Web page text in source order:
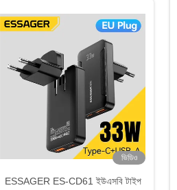
ভিডিও
ESSAGER ES-CD61 ইউএসবি টাইপ